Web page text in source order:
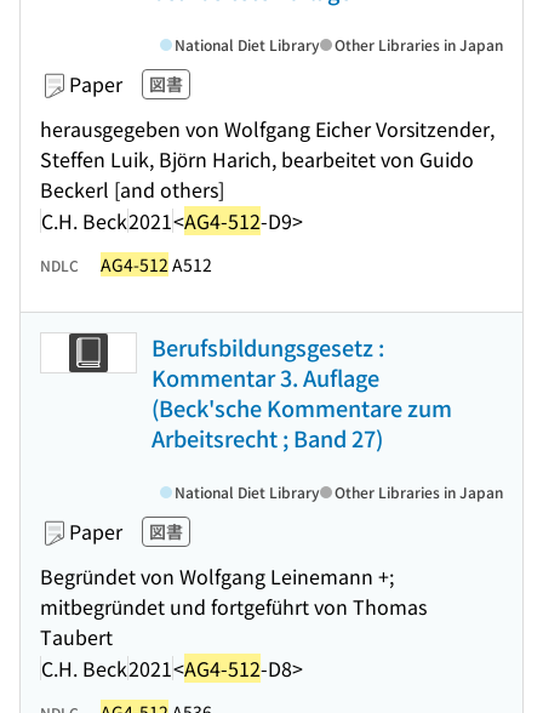
Paper 図書
herausgegeben von Wolfgang Eicher Vorsitzender,
Steffen Luik, Björn Harich, bearbeitet von Guido
Beckerl [and others]
C.H. Beck2021<AG4-512-D9>
National Diet Library Other Libraries in Japan
NDLC AG4-512 A512
Berufsbildungsgesetz :
Kommentar 3. Auflage
(Beck'sche Kommentare zum
Arbeitsrecht ; Band 27)
Paper 図書
Begründet von Wolfgang Leinemann +;
mitbegründet und fortgeführt von Thomas
Taubert
C.H. Beck2021<AG4-512-D8>
National Diet Library Other Libraries in Japan